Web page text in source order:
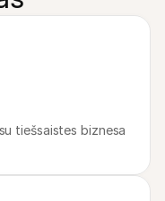
tiešsaistes biznesa